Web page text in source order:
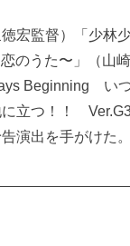
宏監督）「少
うた〜」（山
Beginning い
立つ！！
演出を手がけた。